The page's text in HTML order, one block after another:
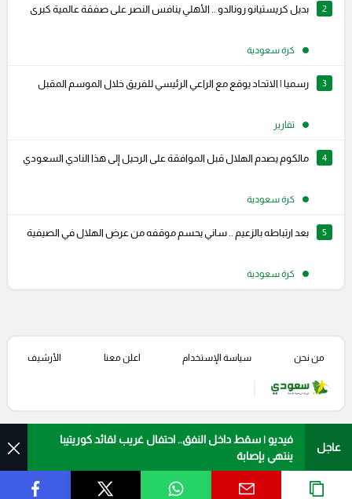
2 بديل كريستيانو رونالدو .. الأهلي ينافس النصر على صفقة عالمية كبرى
كرة سعودية
3 رسميا | الاتحاد يوقع مع الراعي الرئيسي للفريق خلال الموسم المقبل
تقارير
4 مالكوم يصدم الهلال قبل الموافقة على الرحيل إلى هذا النادي السعودي
كرة سعودية
5 بعد ارتباطه بالزعيم .. ساني يحسم موقفه من عرض الهلال في الصيفية
كرة سعودية
عاجل
فيديو | سقط داخل النفق.. احتفال غريب لقائد كوريتيبا
ينتهي بإصابة
من نحن سياسة الإستخدام اعلن معنا الأرشيف